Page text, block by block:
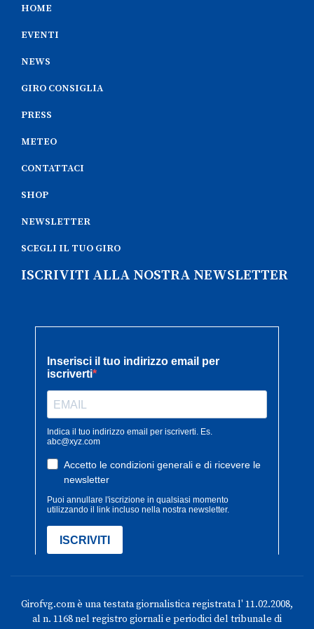
HOME
EVENTI
NEWS
GIRO CONSIGLIA
PRESS
METEO
CONTATTACI
SHOP
NEWSLETTER
SCEGLI IL TUO GIRO
ISCRIVITI ALLA NOSTRA NEWSLETTER
Girofvg.com è una testata giornalistica registrata l' 11.02.2008,
al n. 1168 nel registro giornali e periodici del tribunale di